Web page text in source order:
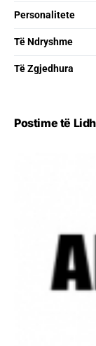
Personalitete
Të Ndryshme
Të Zgjedhura
Postime të